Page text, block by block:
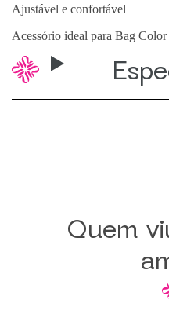
Ajustável e confortável
Acessório ideal para Bag
Quem